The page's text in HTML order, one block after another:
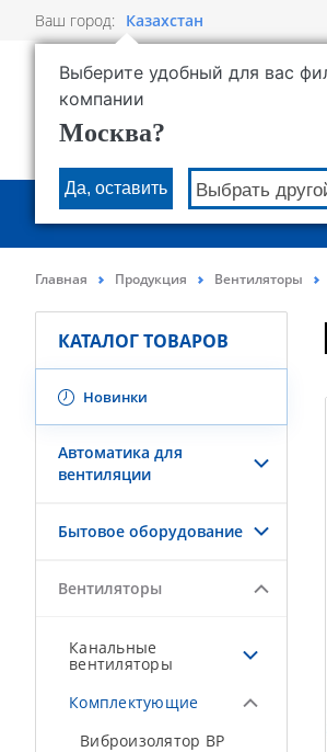
Ваш город: Казахстан
Выберите удобный для вас
компании
Москва?
Да, оставить Выбрать
О КОМПАНИИ
Главная Продукция Вентиляторы
КАТАЛОГ ТОВАРОВ
Новинки
Автоматика для
вентиляции
Бытовое оборудование
Вентиляторы
Канальные
вентиляторы
Комплектующие
Виброизолятор ВР